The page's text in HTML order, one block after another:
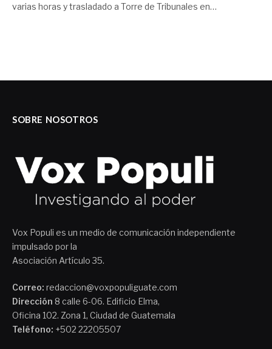
varias horas y trasladado a Torre de Tribunales en…
SOBRE NOSOTROS
Vox Populi es un medio de comunicación independiente
impulsado por la
Asociación Artículo 35.
Correo: redaccion@voxpopuliguate.com
Dirección 8 calle 6-06. Edificio Elma,
Oficina 102. Zona 1, Ciudad de Guatemala
Teléfono: +502 22205507